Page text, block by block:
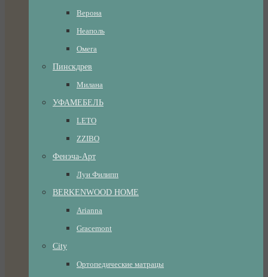
Верона
Неаполь
Омега
Пинскдрев
Милана
УФАМЕБЕЛЬ
LETO
ZZIBO
Фенэча-Арт
Луи Филипп
BERKENWOOD HOME
Arianna
Gracemont
City
Ортопедические матрацы